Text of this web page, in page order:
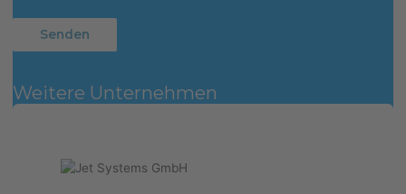
Weitere Unternehmen